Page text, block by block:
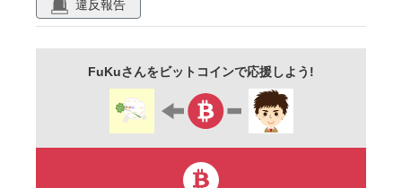
綺麗 輝き 十五夜 中秋
違反報告
FuKuさんをビットコインで応援しよう!